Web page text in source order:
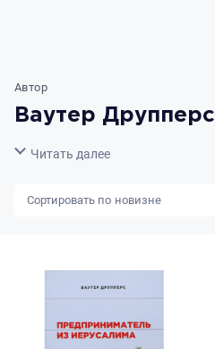
Автор
Ваутер Друпперс
Свернуть
Читать далее
новизне